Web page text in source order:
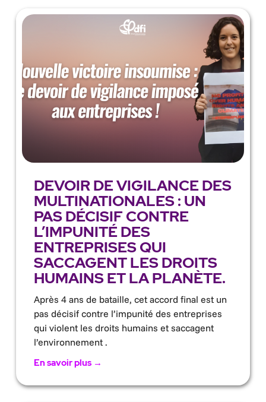
DEVOIR DE VIGILANCE DES
MULTINATIONALES : UN
PAS DÉCISIF CONTRE
L’IMPUNITÉ DES
ENTREPRISES QUI
SACCAGENT LES DROITS
HUMAINS ET LA PLANÈTE.
Après 4 ans de bataille, cet accord final est un
pas décisif contre l’impunité des entreprises
qui violent les droits humains et saccagent
l’environnement .
En savoir plus →